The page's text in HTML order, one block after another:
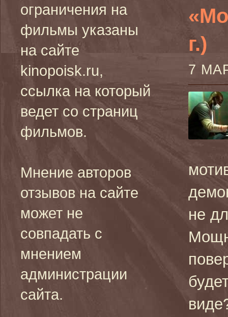
ограничения на
фильмы указаны
на сайте
kinopoisk.ru,
ссылка на который
ведет со страниц
фильмов.
Мнение авторов
отзывов на сайте
может не
совпадать с
мнением
администрации
сайта.
г.)
7
не